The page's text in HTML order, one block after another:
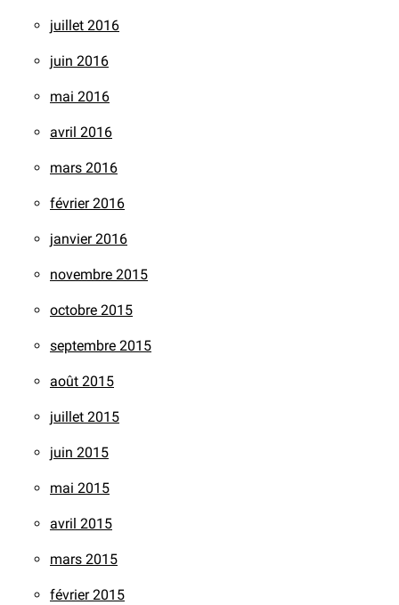
juillet 2016
juin 2016
mai 2016
avril 2016
mars 2016
février 2016
janvier 2016
novembre 2015
octobre 2015
septembre 2015
août 2015
juillet 2015
juin 2015
mai 2015
avril 2015
mars 2015
février 2015